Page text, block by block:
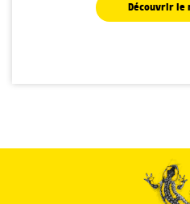
Découvrir le